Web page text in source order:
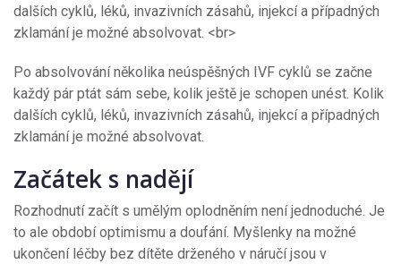
dalších cyklů, léků, invazivních zásahů, injekcí a případných
zklamání je možné absolvovat. <br>
Po absolvování několika neúspěšných IVF cyklů se začne
každý pár ptát sám sebe, kolik ještě je schopen unést. Kolik
dalších cyklů, léků, invazivních zásahů, injekcí a případných
zklamání je možné absolvovat.
Začátek s nadějí
Rozhodnutí začít s umělým oplodněním není jednoduché. Je
to ale období optimismu a doufání. Myšlenky na možné
ukončení léčby bez dítěte drženého v náručí jsou v